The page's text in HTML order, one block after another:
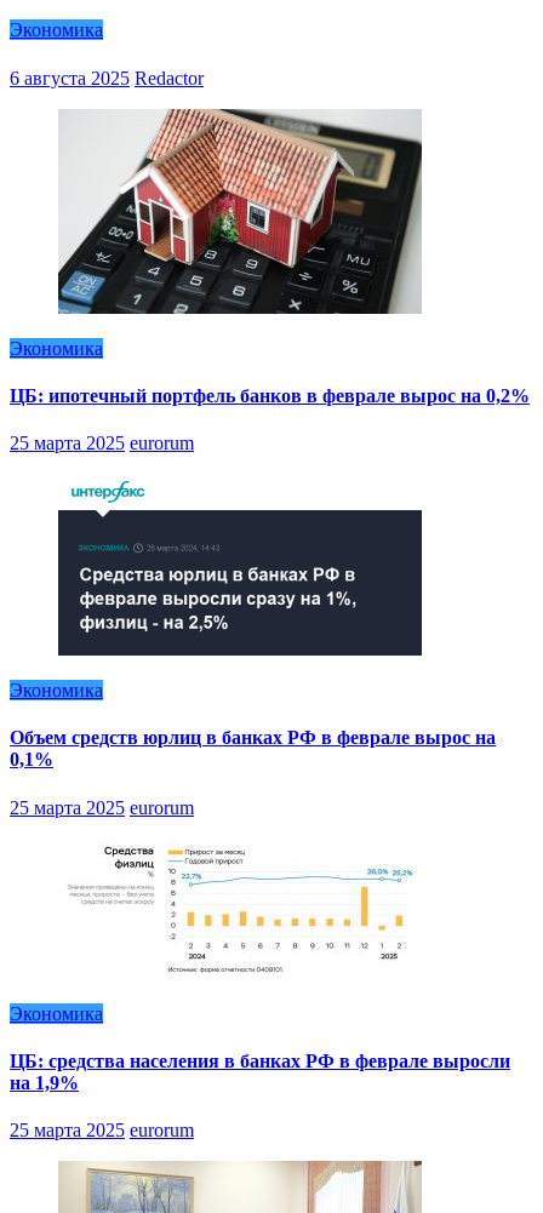
Экономика
6 августа 2025 Redactor
Экономика
ЦБ: ипотечный портфель банков в феврале вырос на 0,2%
25 марта 2025 eurorum
Экономика
Объем средств юрлиц в банках РФ в феврале вырос на
0,1%
25 марта 2025 eurorum
Экономика
ЦБ: средства населения в банках РФ в феврале выросли
на 1,9%
25 марта 2025 eurorum